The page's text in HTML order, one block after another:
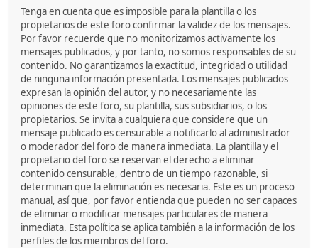
Tenga en cuenta que es imposible para la plantilla o los
propietarios de este foro confirmar la validez de los mensajes.
Por favor recuerde que no monitorizamos activamente los
mensajes publicados, y por tanto, no somos responsables de su
contenido. No garantizamos la exactitud, integridad o utilidad
de ninguna información presentada. Los mensajes publicados
expresan la opinión del autor, y no necesariamente las
opiniones de este foro, su plantilla, sus subsidiarios, o los
propietarios. Se invita a cualquiera que considere que un
mensaje publicado es censurable a notificarlo al administrador
o moderador del foro de manera inmediata. La plantilla y el
propietario del foro se reservan el derecho a eliminar
contenido censurable, dentro de un tiempo razonable, si
determinan que la eliminación es necesaria. Este es un proceso
manual, así que, por favor entienda que pueden no ser capaces
de eliminar o modificar mensajes particulares de manera
inmediata. Esta política se aplica también a la información de los
perfiles de los miembros del foro.